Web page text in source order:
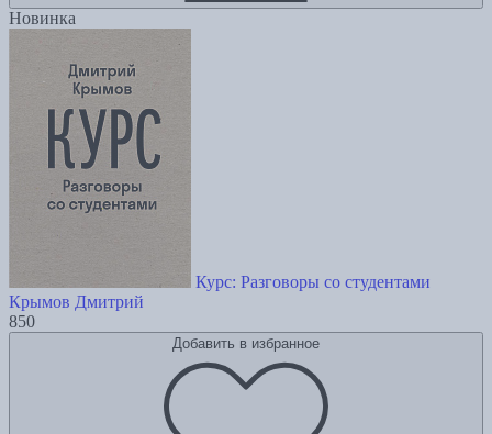
Новинка
Курс: Разговоры со студентами
Крымов Дмитрий
850
Добавить в избранное